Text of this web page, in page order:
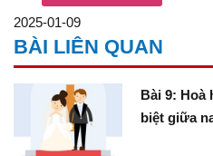
2025-01-09
BÀI LIÊN QUAN
Bài 9: Hoà
biệt giữa